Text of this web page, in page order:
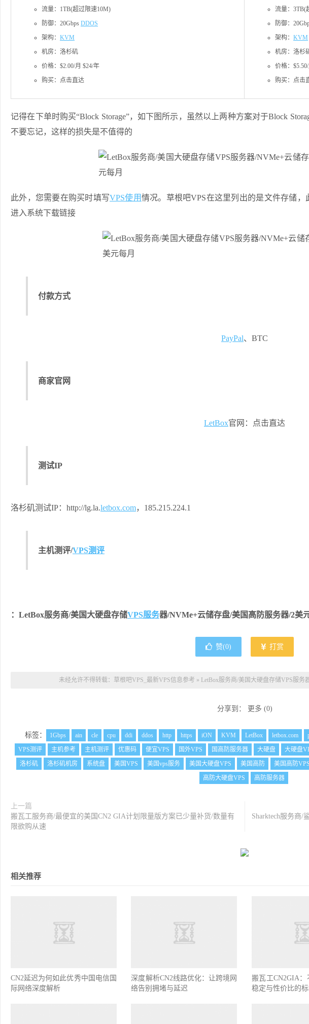
流量：1TB(超过限速10M)
防御：20Gbps DDOS
架构： KVM
机房：洛杉矶
价格：$2.00/月 $24/年
购买：点击直达
流量：3TB(
防御：
架构： KVM
机房：洛杉
价格：
购买：点击
记得在下单时购买“Block Storage”，如下图所示，虽然以上两种方案对于Block
不要忘记，这样的损失是不值得的
此外，您需要在购买时填写VPS使用情况。草根吧VPS在这里列出的是文件存储，
进入系统下载链接
付款方式
PayPal、BTC
商家官网
LetBox官网：点击直达
测试IP
洛杉矶测试IP：http://lg.la.letbox.com，185.215.224.1
主机测评/VPS测评
：LetBox服务商/美国大硬盘存储VPS服务器/NVMe+云储存盘/美国高防服务器/2美
赞(0) 打赏
未经允许不得转载： 草根吧VPS_最新VPS信息参考 » LetBox服务商/美国大硬盘存储VPS服
分享到： 更多 (0)
标签： 1Gbps ain cle cpu ddi ddos http https iON KVM LetBox letbox.com
VPS测评
主机参考 主机测评 优惠码 便宜VPS 国外VPS 国高防服务器 大硬盘 大硬盘
洛杉矶
洛杉矶机房 系统盘 美国VPS 美国vps服务 美国大硬盘VPS 美国高防 美国高防VPS
高防大硬盘VPS
高防服务器
上一篇
搬瓦工服务商/最便宜的美国CN2 GIA计划限量版方案已少量补货/数量有
限欲购从速
Sharktech服务商/
相关推荐
CN2延迟为何如此优秀中国电信国
际网络深度解析
深度解析CN2线路优化：让跨境网
络告别拥堵与延迟
搬瓦工CN2GIA
稳定与性价比的